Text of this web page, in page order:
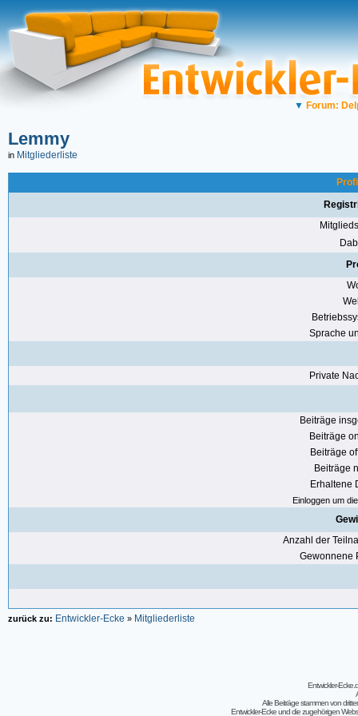
▼ Forum:
Lemmy
in Mitgliederliste
Sprache
Private
Beiträge
Beiträge
Beiträge
Beiträge
Erhaltene
Einloggen um
Anzahl der
Gewonnene
zurück zu: Entwickler-Ecke » Mitgliederliste
Entwickler-
Alle Beiträge stammen von
Entwickler-Ecke und die zugehörigen